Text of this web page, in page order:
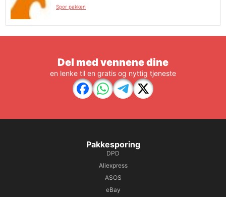
Spor pakken
Del med vennene dine
en lenke til en gratis og nyttig tjeneste
Pakkesporing
DPD
Aliexpress
ASOS
eBay